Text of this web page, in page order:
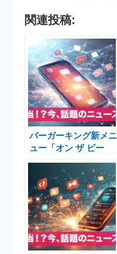
関連投稿:
バーガーキング新メニ
ュー「オン ザ ビー
騰！直火焼き100%ビ
ーフパティの魅力を徹
底解説